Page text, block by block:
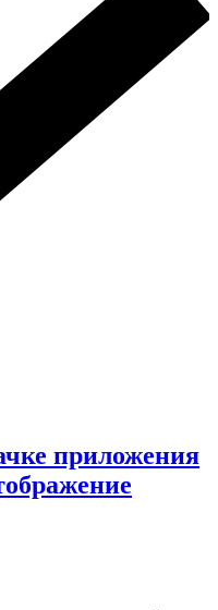
приложения